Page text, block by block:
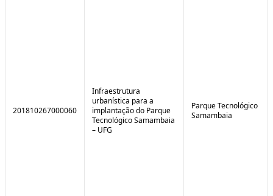
201810267000060
Infraestrutura
urbanística para a
implantação do Parque
Tecnológico Samambaia
– UFG
Parque Tecnológico
Samambaia